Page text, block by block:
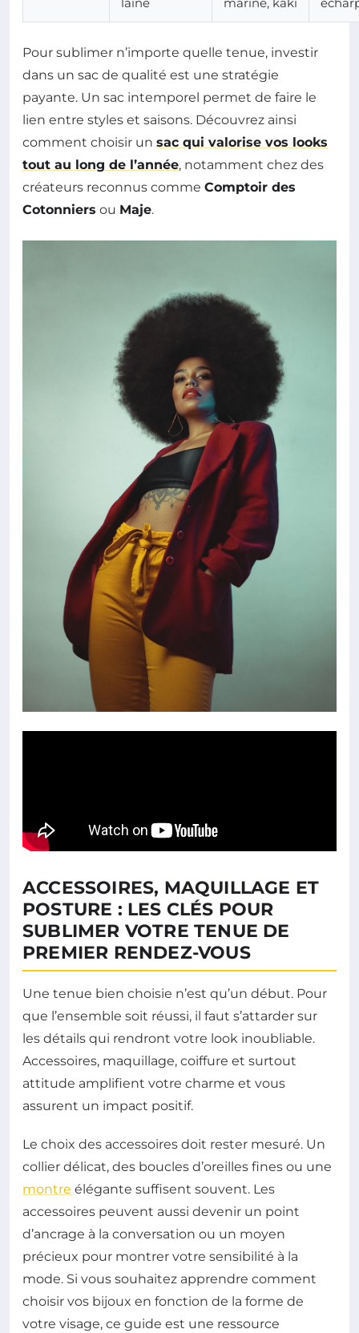
Pour sublimer n’importe quelle tenue, investir
dans un sac de qualité est une stratégie
payante. Un sac intemporel permet de faire le
lien entre styles et saisons. Découvrez ainsi
comment choisir un sac qui valorise vos looks
tout au long de l’année, notamment chez des
créateurs reconnus comme Comptoir des
Cotonniers ou Maje.
ACCESSOIRES, MAQUILLAGE ET
POSTURE : LES CLÉS POUR
SUBLIMER VOTRE TENUE DE
PREMIER RENDEZ-VOUS
Une tenue bien choisie n’est qu’un début. Pour
que l’ensemble soit réussi, il faut s’attarder sur
les détails qui rendront votre look inoubliable.
Accessoires, maquillage, coiffure et surtout
attitude amplifient votre charme et vous
assurent un impact positif.
Le choix des accessoires doit rester mesuré. Un
collier délicat, des boucles d’oreilles fines ou une
montre élégante suffisent souvent. Les
accessoires peuvent aussi devenir un point
d’ancrage à la conversation ou un moyen
précieux pour montrer votre sensibilité à la
mode. Si vous souhaitez apprendre comment
choisir vos bijoux en fonction de la forme de
votre visage, ce guide est une ressource